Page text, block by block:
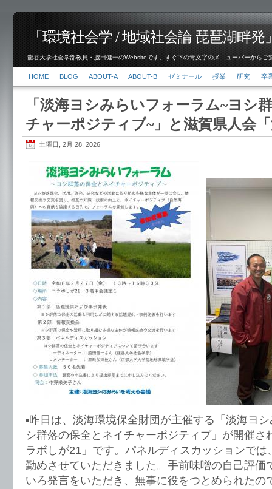
「環境社会学 / 地域社会論 琵琶湖畔発
龍谷大学社会学部教員・脇田健一のWebsiteです。すぐ下の青文字のメニューバーから
HOME BLOG ABOUT-A ABOUT-B ゼミナール 授業 研究 卒
「淡海ヨシみらいフォーラム~ヨシ
チャーポジティブ~」と滋賀県人会
土曜日, 2月 28, 2026
▪️昨日は、淡海環境保全財団が主催する「淡海ヨ
シ群落の保全とネイチャーポジティブ」が開催さ
ラボしが21」です。パネルディスカッションで
勤めさせていただきました。手前味噌の自己評価
いろ発言をいただき、無事に役をつとめられたの